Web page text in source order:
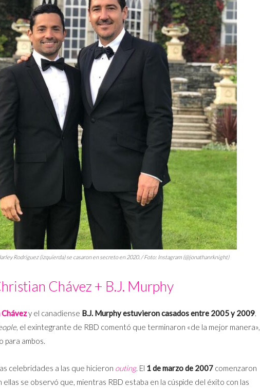
Rodriguez (izquierda) se casaron en secreto en 2020. / Foto: Instagram (@jonathanrknight)
Chávez + B.J. Murphy
y el canadiense B.J. Murphyestuvieron casados entre 2005 y 2009.
, el exintegrante de RBD comentó que terminaron «de la mejor manera»,
para ambos.
celebridades a las que hicieron outing. El 1 de marzo de 2007 comenzaron
ellas se observó que, mientras RBD estaba en la cúspide del éxito con las